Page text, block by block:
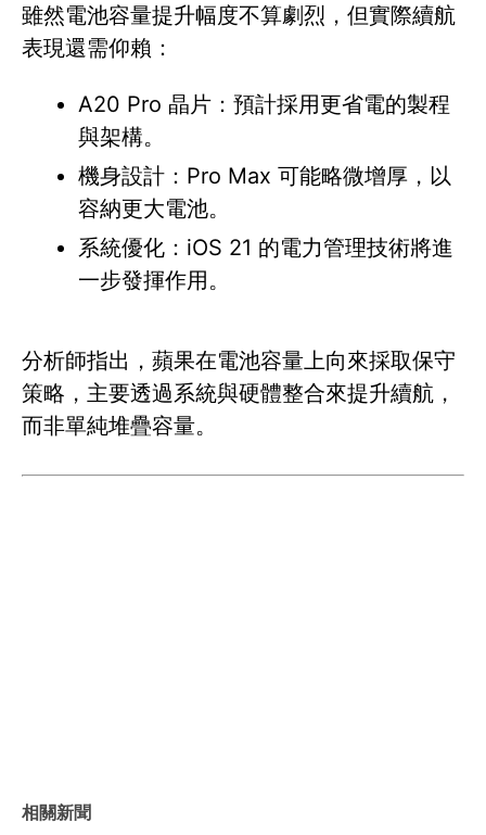
雖然電池容量提升幅度不算劇烈，但實際續航
表現還需仰賴：
A20 Pro 晶片：預計採用更省電的製程
與架構。
機身設計：Pro Max 可能略微增厚，以
容納更大電池。
系統優化：iOS 21 的電力管理技術將進
一步發揮作用。
分析師指出，蘋果在電池容量上向來採取保守
策略，主要透過系統與硬體整合來提升續航，
而非單純堆疊容量。
相關新聞